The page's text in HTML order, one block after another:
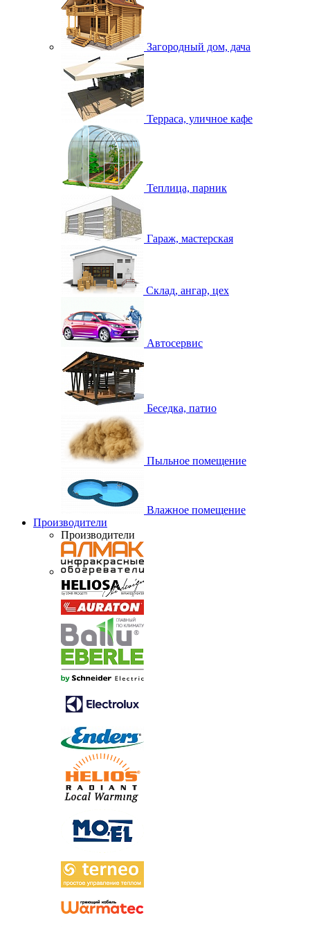
Загородный дом, дача
Терраса, уличное кафе
Теплица, парник
Гараж, мастерская
Склад, ангар, цех
Автосервис
Беседка, патио
Пыльное помещение
Влажное помещение
Производители
Производители